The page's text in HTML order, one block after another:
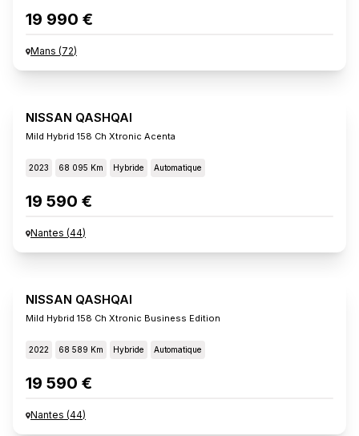
19 990 €
Mans (72)
NISSAN QASHQAI
Mild Hybrid 158 Ch Xtronic Acenta
2023 68 095 Km Hybride Automatique
19 590 €
Nantes (44)
NISSAN QASHQAI
Mild Hybrid 158 Ch Xtronic Business Edition
2022 68 589 Km Hybride Automatique
19 590 €
Nantes (44)